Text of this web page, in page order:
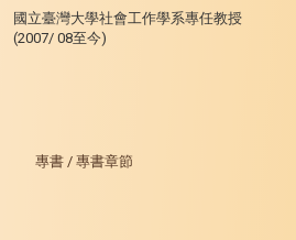
國立臺灣大學社會工作學系專任教授
(2007/ 08至今)
專書 / 專書章節